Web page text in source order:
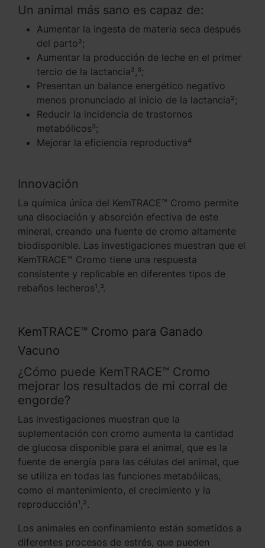
Un animal más sano es capaz de:
Aumentar la ingesta de materia seca después
del parto²;
Aumentar la producción de leche en el primer
tercio de la lactancia²,³;
Presentan un balance energético negativo
menos pronunciado al inicio de la lactancia²;
Reducir la incidencia de trastornos
metabólicos³;
Mejorar la eficiencia reproductiva⁴
Innovación
La química única del KemTRACE™ Cromo permite
una disociación y absorción efectiva de este
mineral, creando una fuente de cromo altamente
biodisponible. Las investigaciones muestran que el
KemTRACE™ Cromo tiene una respuesta
consistente y replicable en diferentes tipos de
rebaños lecheros¹,³.
KemTRACE™ Cromo para Ganado
Vacuno
¿Cómo puede KemTRACE™ Cromo
mejorar los resultados de mi corral de
engorde?
Las investigaciones muestran que la
suplementación con cromo aumenta la cantidad
de glucosa disponible para el animal, que es la
fuente de energía para las células del animal, que
se utiliza en todas las funciones metabólicas,
como el mantenimiento, el crecimiento y la
reproducción¹,².
Los animales en confinamiento están sometidos a
diferentes procesos de estrés, que pueden